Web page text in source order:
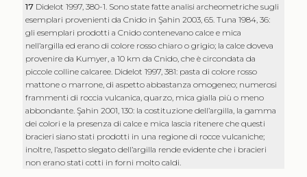
17 Didelot 1997, 380-1. Sono state fatte analisi archeometriche sugli
esemplari provenienti da Cnido in Şahin 2003, 65. Tuna 1984, 36:
gli esemplari prodotti a Cnido contenevano calce e mica
nell’argilla ed erano di colore rosso chiaro o grigio; la calce doveva
provenire da Kumyer, a 10 km da Cnido, che è circondata da
piccole colline calcaree. Didelot 1997, 381: pasta di colore rosso
mattone o marrone, di aspetto abbastanza omogeneo; numerosi
frammenti di roccia vulcanica, quarzo, mica gialla più o meno
abbondante. Şahin 2001, 130: la costituzione dell’argilla, la gamma
dei colori e la presenza di calce e mica lascia ritenere che questi
bracieri siano stati prodotti in una regione di rocce vulcaniche;
inoltre, l’aspetto slegato dell’argilla rende evidente che i bracieri
non erano stati cotti in forni molto caldi.